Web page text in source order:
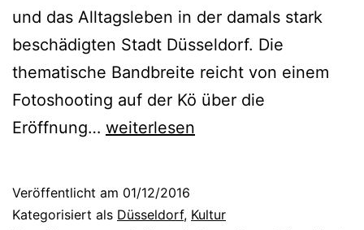
s
e
u
m
K
s
und das Alltagsleben in der damals stark
beschädigten Stadt Düsseldorf. Die
thematische Bandbreite reicht von einem
Fotoshooting auf der Kö über die
Eröffnung… N
e
weiterlesen
Veröffentlicht am 01/12/2016
Kategorisiert als Düsseldorf, Kultur